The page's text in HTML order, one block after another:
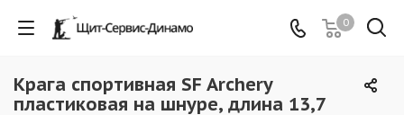
0
Крага спортивная SF Archery
пластиковая на шнуре, длина 13,7